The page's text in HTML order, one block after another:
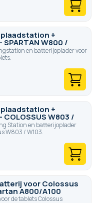
+
W800 /
en batterijoplader voor
+
W803 /
Station en batterijoplader
W803 / W103.
voor Colossus
A800/A100
de tablets Colossus